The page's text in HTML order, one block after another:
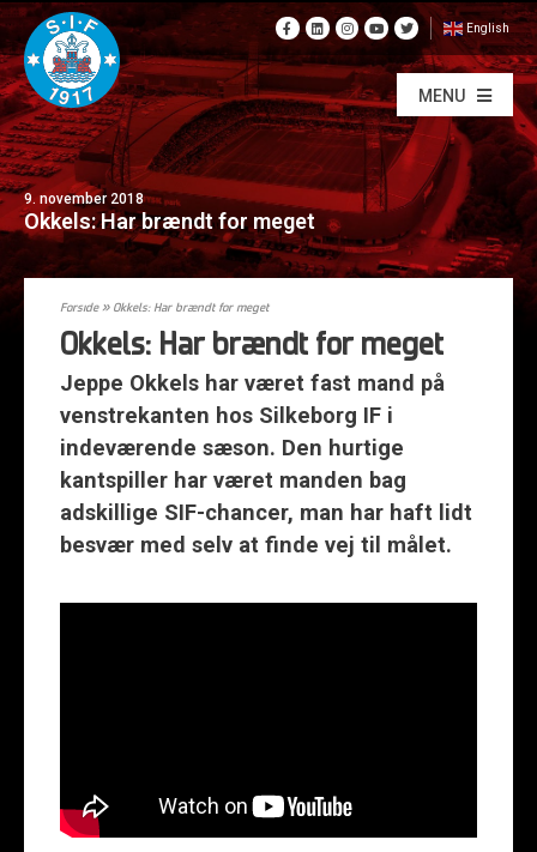
English
MENU
9. november 2018
Okkels: Har brændt for meget
Forside» Okkels: Har brændt for meget
Okkels: Har brændt for meget
Jeppe Okkels har været fast mand på
venstrekanten hos Silkeborg IF i
indeværende sæson. Den hurtige
kantspiller har været manden bag
adskillige SIF-chancer, man har haft lidt
besvær med selv at finde vej til målet.